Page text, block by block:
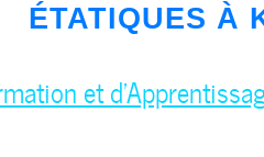
ÉTATIQUES À
et